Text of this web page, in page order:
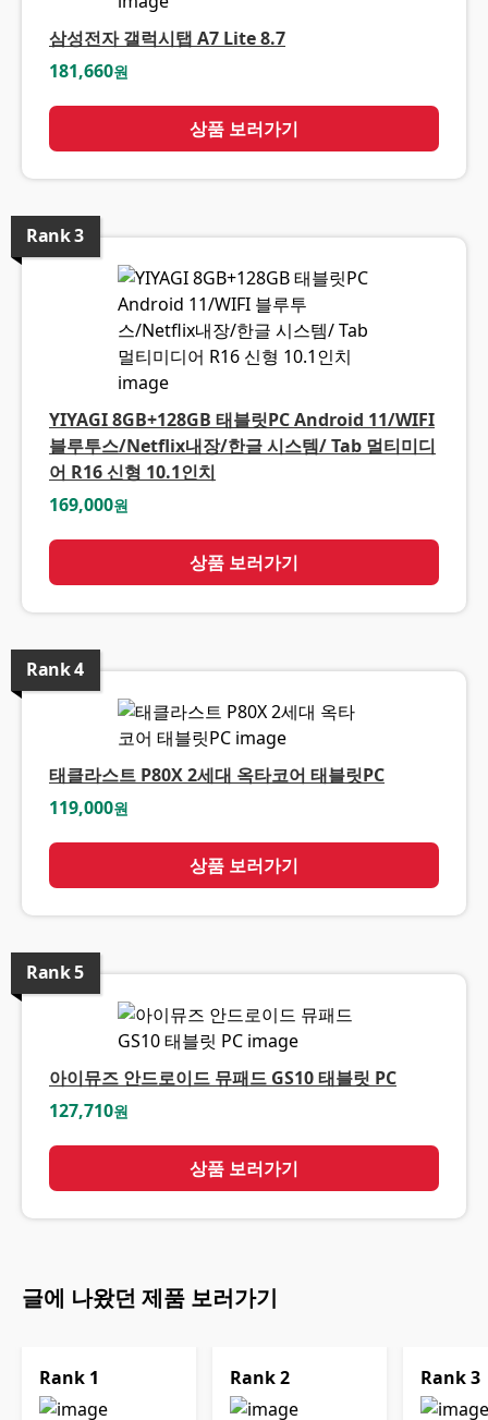
삼성전자 갤럭시탭 A7 Lite 8.7
181,660원
상품 보러가기
Rank3
YIYAGI 8GB+128GB 태블릿PC Android 11/WIFI
블루투스/Netflix내장/한글 시스템/ Tab 멀티미디
어 R16 신형 10.1인치
169,000원
상품 보러가기
Rank4
태클라스트 P80X 2세대 옥타코어 태블릿PC
119,000원
상품 보러가기
Rank5
아이뮤즈 안드로이드 뮤패드 GS10 태블릿 PC
127,710원
상품 보러가기
글에 나왔던 제품 보러가기
Rank 1 Rank2 Rank3